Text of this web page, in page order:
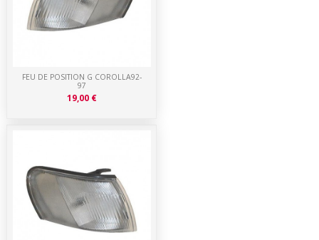
FEU DE POSITION G COROLLA92-
97
19,00 €